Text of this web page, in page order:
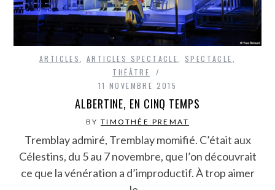
ARTICLES ARTICLES SPECTACLE SPECTACLE
THÉÂTRE
11 NOVEMBRE 2015
ALBERTINE, EN CINQ TEMPS
BYTIMOTHÉE PREMAT
Tremblay admiré, Tremblay momifié. C’était aux
Célestins, du 5 au 7 novembre, que l’on découvrait
ce que la vénération a d’improductif. À trop aimer